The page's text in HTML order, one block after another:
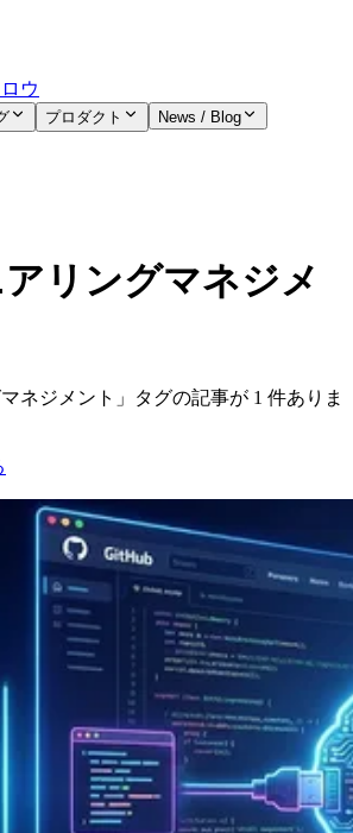
ウ
プロダクト
News / Blog
リングマネジメ
ネジメント」タグの記事が 1 件ありま